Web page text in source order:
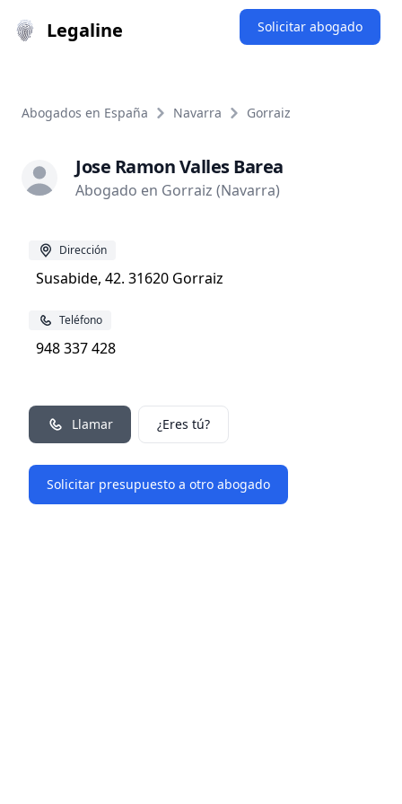
Legaline Solicitar abogado
Abogados en España Navarra Gorraiz
Jose Ramon Valles Barea
Abogado en Gorraiz (Navarra)
Dirección
Susabide, 42. 31620 Gorraiz
Teléfono
948 337 428
Llamar ¿Eres tú?
Solicitar presupuesto a otro abogado